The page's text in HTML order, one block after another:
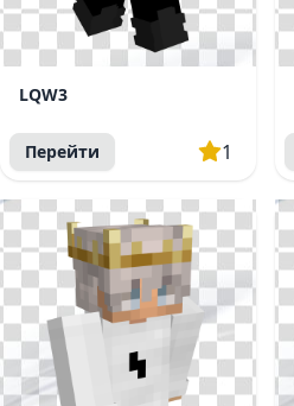
LQW3
Перейти 1